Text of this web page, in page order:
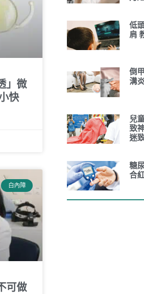
」微
快
白內障
可做
低
肩
倒
溝
兒
致
迷
糖
合